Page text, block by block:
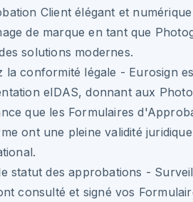
Client élégant et
de marque en tant que
solutions modernes.
la conformité légale - Eurosign
eIDAS, donnant aux
que les Formulaires
ont une pleine validité
statut des approbations -
consulté et signé vos